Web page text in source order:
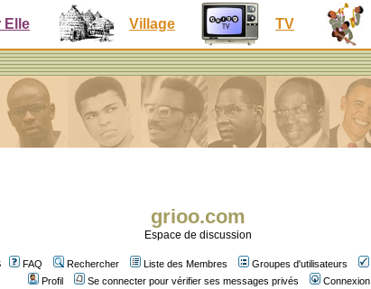
Elle Village TV
grioo.com
Espace de discussion
FAQ Rechercher Liste des Membres Groupes d'utilisateurs
Profil
Se connecter pour vérifier ses messages privés Connexion